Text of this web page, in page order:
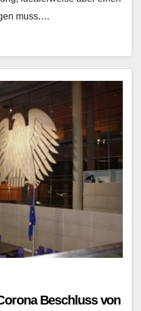
muss.…
Beschluss von